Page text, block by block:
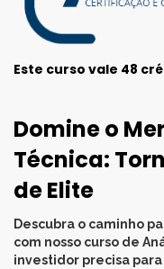
Este curso vale 48
Domine o
Técnica:
de Elite
Descubra o caminho
com nosso curso de
investidor precisa